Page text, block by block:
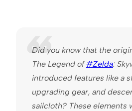
Did you know that the
The Legend of#Zelda:
introduced features like a
upgrading gear, and
sailcloth? These elements